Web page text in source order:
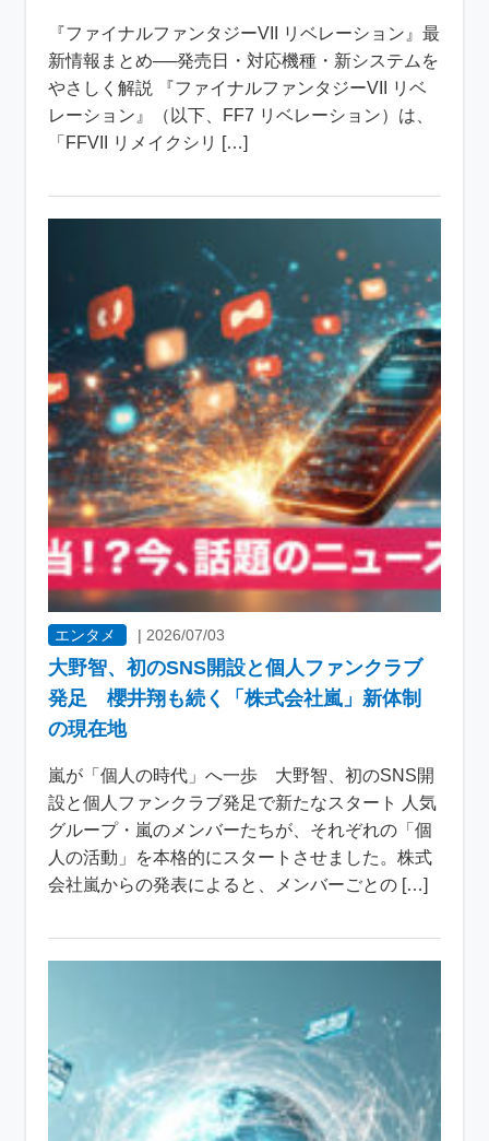
『ファイナルファンタジーVII リベレーション』最
新情報まとめ──発売日・対応機種・新システムを
やさしく解説 『ファイナルファンタジーVII リベ
レーション』（以下、FF7 リベレーション）は、
「FFVII リメイクシリ […]
エンタメ | 2026/07/03
大野智、初のSNS開設と個人ファンクラブ
発足 櫻井翔も続く「株式会社嵐」新体制
の現在地
嵐が「個人の時代」へ一歩 大野智、初のSNS開
設と個人ファンクラブ発足で新たなスタート 人気
グループ・嵐のメンバーたちが、それぞれの「個
人の活動」を本格的にスタートさせました。株式
会社嵐からの発表によると、メンバーごとの […]